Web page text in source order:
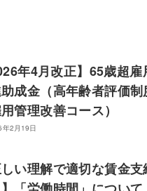
年4月改正】65歳超雇
成金（高年齢者評価制
管理改善コース）
2月19日
しい理解で適切な賃金支